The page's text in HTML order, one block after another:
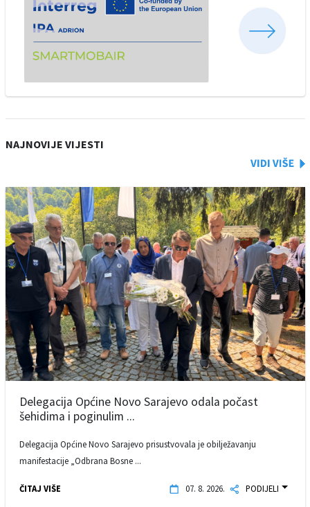
NAJNOVIJE VIJESTI
Delegacija Općine Novo Sarajevo odala počast
šehidima i poginulim ...
Delegacija Općine Novo Sarajevo prisustvovala je obilježavanju
manifestacije „Odbrana Bosne ...
ČITAJ VIŠE 07. 8. 2026. PODIJELI